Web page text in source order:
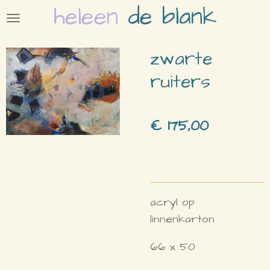
Ga
naar
de
hoofdinhoud
heleen de blank
zwarte
ruiters
€ 175,00
acryl op
linnenkarton
66 x 50